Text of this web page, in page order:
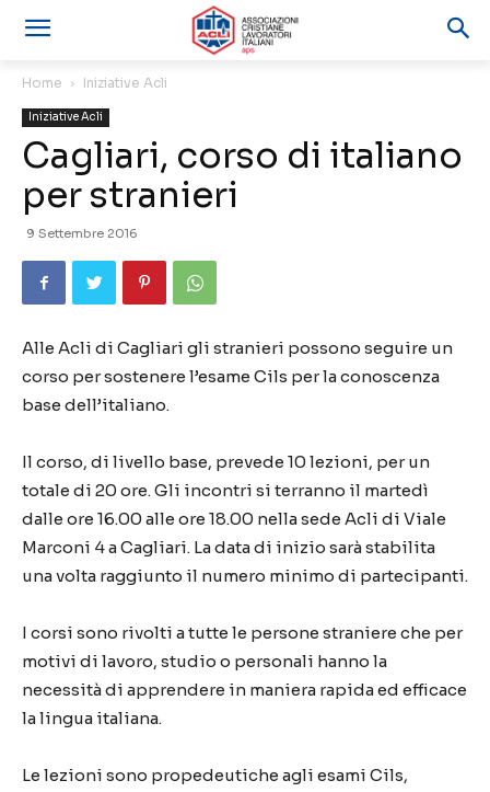
Home Iniziative Acli
Iniziative Acli
Cagliari, corso di italiano
per stranieri
9 Settembre 2016
Alle Acli di Cagliari gli stranieri possono seguire un
corso per sostenere l’esame Cils per la conoscenza
base dell’italiano.
Il corso, di livello base, prevede 10 lezioni, per un
totale di 20 ore. Gli incontri si terranno il martedì
dalle ore 16.00 alle ore 18.00 nella sede Acli di Viale
Marconi 4 a Cagliari. La data di inizio sarà stabilita
una volta raggiunto il numero minimo di partecipanti.
I corsi sono rivolti a tutte le persone straniere che per
motivi di lavoro, studio o personali hanno la
necessità di apprendere in maniera rapida ed efficace
la lingua italiana.
Le lezioni sono propedeutiche agli esami Cils,